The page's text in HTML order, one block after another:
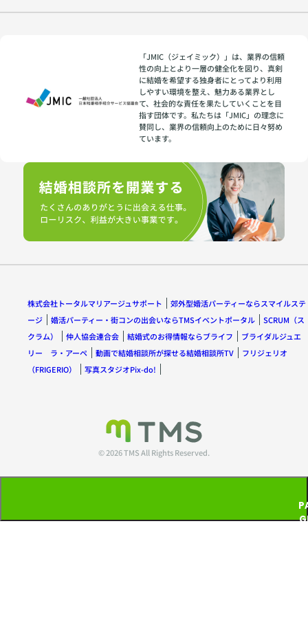
「JMIC（ジェイミック）」は、業界の信頼
性の向上とより一層の健全化を図り、真剣
に結婚を希望する独身者にとってより利用
しやすい環境を整え、魅力ある業界とし
て、社会的な責任を果たしていくことを目
指す団体です。私たちは「JMIC」の理念に
賛同し、業界の信頼向上のために日々努め
ています。
株式会社トータルマリアージュサポート
郊外型婚活パーティーならスマイルステ
ージ
婚活パーティー・街コンの出会いならTMSイベントポータル
SCRUM（ス
クラム）
仲人協会連合会 結婚式のお得情報ならブライフ
ブライダルジュエ
リー ラ・アーペ
動画で結婚相談所が探せる結婚相談所TV
フリジェリオ
（FRIGERIO）
写真スタジオPix-do!
© 2026 TMS All Rights Reserved.